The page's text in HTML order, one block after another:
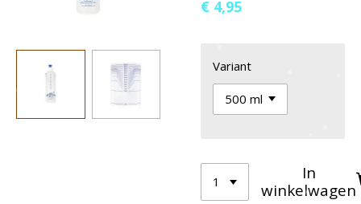
€ 4,95
Variant
In
winkelwagen